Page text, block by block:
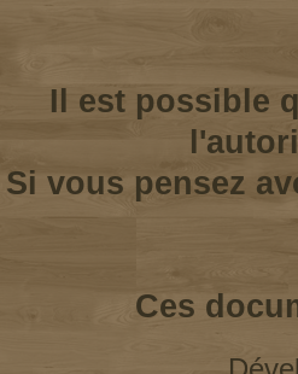
Il est possible
Si vous pensez
Ces